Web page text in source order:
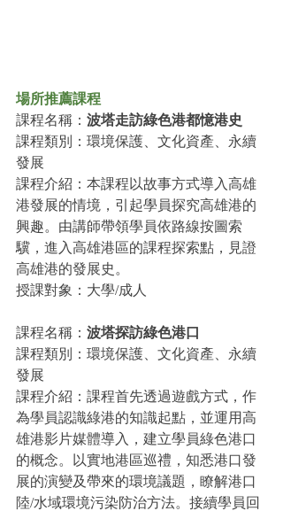
場所推薦課程
課程名稱： 波塔走訪綠色港都憶港史
課程類別：環境保護、文化資產、永續
發展
課程介紹：本課程以故事方式導入高雄
港發展的情境，引起學員探究高雄港的
興趣。由講師帶領學員依路線按圖索
驥，進入高雄港區的課程探索點，見證
高雄港的發展史。
授課對象：大學/成人
課程名稱： 波塔探訪綠色港口
課程類別：環境保護、文化資產、永續
發展
課程介紹：課程首先透過遊戲方式，作
為學員認識綠港的知識起點，並運用高
雄港影片媒體導入，建立學員綠色港口
的概念。以實地港區巡禮，知悉港口發
展的演變及帶來的環境議題，瞭解港口
陸/水域環境污染防治方法。接續學員回